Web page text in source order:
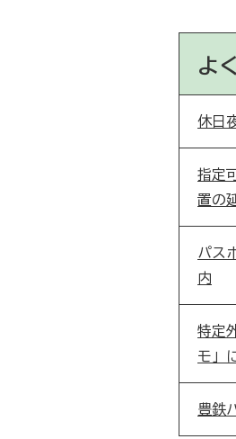
よ
休日
指定
置の
パス
内
特定
モ」
豊鉄